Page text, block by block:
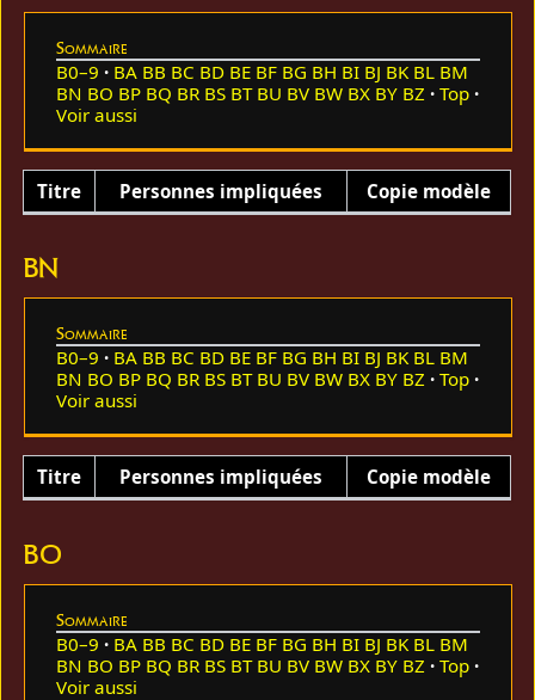
Sommaire
B0–9 BA BB BC BD BE BF BG BH BI BJ BK BL BM
BN BO BP BQ BR BS BT BU BV BW BX BY BZ
Top
Voir aussi
Titre Personnes impliquées Copie modèle
BN
Sommaire
B0–9 BA BB BC BD BE BF BG BH BI BJ BK BL BM
BN BO BP BQ BR BS BT BU BV BW BX BY BZ
Top
Voir aussi
Titre Personnes impliquées Copie modèle
BO
Sommaire
B0–9 BA BB BC BD BE BF BG BH BI BJ BK BL BM
BN BO BP BQ BR BS BT BU BV BW BX BY BZ
Top
Voir aussi